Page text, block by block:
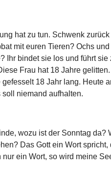
hat zu tun. Schwenk
mit euren Tieren? Ochs
Ihr bindet sie los und führt
Frau hat 18 Jahre
gefesselt 18 Jahr lang. Heute
soll niemand aufhalten.
wozu ist der Sonntag da?
Das Gott ein Wort
nur ein Wort, so wird meine